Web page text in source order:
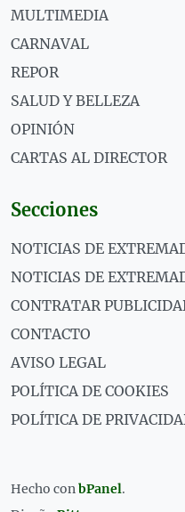
MULTIMEDIA
CARNAVAL
REPOR
SALUD Y BELLEZA
OPINIÓN
CARTAS AL DIRECTOR
Secciones
NOTICIAS DE
NOTICIAS DE
CONTRATAR
CONTACTO
AVISO LEGAL
POLÍTICA DE COOKIES
POLÍTICA DE
Hecho conbPanel.